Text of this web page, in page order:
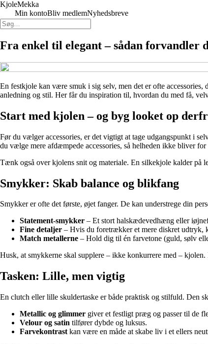
KjoleMekka
Min kontoBliv medlemNyhedsbreve
Fra enkel til elegant – sådan forvandler
En festkjole kan være smuk i sig selv, men det er ofte
anledning og stil. Her får du inspiration til, hvordan du med få,
Start med kjolen – og byg looket op
Før du vælger accessories, er det vigtigt at tage udgangspunkt i
du vælge mere afdæmpede accessories, så helheden ikke bliver
Tænk også over kjolens snit og materiale. En silkekjole kalder på
Smykker: Skab balance og blikfang
Smykker er ofte det første, øjet fanger. De kan understrege din
Statement-smykker – Et stort halskædevedhæng eller
Fine detaljer – Hvis du foretrækker et mere diskret udtryk,
Match metallerne – Hold dig til én farvetone (guld, sølv
Husk, at smykkerne skal supplere – ikke konkurrere med –
Tasken: Lille, men vigtig
En clutch eller lille skuldertaske er både praktisk og stilfuld. Den
Metallic og glimmer giver et festligt præg og passer til de
Velour og satin tilfører dybde og luksus.
Farvekontrast kan være en måde at skabe liv i et ellers